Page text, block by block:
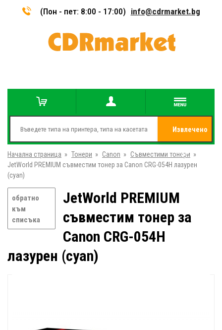
(Пон - пет: 8:00 - 17:00) info@cdrmarket.bg
Извлечено
от
Начална страница » Тонери » Canon » Съвместими тонери »
JetWorld PREMIUM съвместим тонер за Canon CRG-054H лазурен
(cyan)
обратно
към
списъка
JetWorld PREMIUM
съвместим тонер за
Canon CRG-054H
лазурен (cyan)